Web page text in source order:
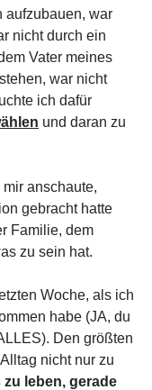
aufzubauen, war
nicht durch ein
Vater meines
war nicht
ich dafür
und daran zu
anschaute,
gebracht hatte
Familie, dem
zu sein hat.
Woche, als ich
habe (JA, du
Den größten
nicht nur zu
leben, gerade